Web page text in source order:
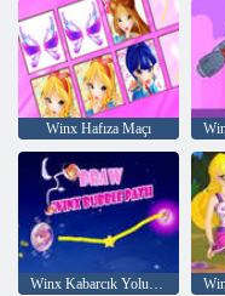
Winx Hafıza Maçı